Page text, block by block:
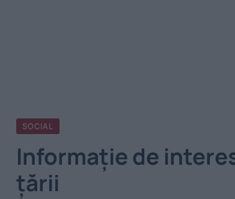
SOCIAL
Informație de
țării